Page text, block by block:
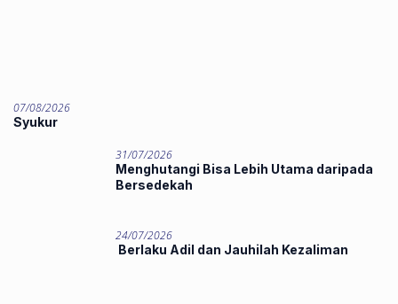
07/08/2026
Syukur
31/07/2026
Menghutangi Bisa Lebih Utama daripada
Bersedekah
24/07/2026
Berlaku Adil dan Jauhilah Kezaliman